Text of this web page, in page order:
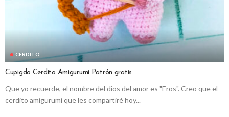
CERDITO
Cupigdo Cerdito Amigurumi Patrón gratis
Que yo recuerde, el nombre del dios del amor es "Eros". Creo que el
cerdito amigurumi que les compartiré hoy...